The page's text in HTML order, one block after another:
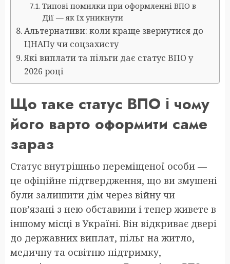
Типові помилки при оформленні ВПО в
Дії — як їх уникнути
Альтернативи: коли краще звернутися до
ЦНАПу чи соцзахисту
Які виплати та пільги дає статус ВПО у
2026 році
Що таке статус ВПО і чому
його варто оформити саме
зараз
Статус внутрішньо переміщеної особи —
це офіційне підтвердження, що ви змушені
були залишити дім через війну чи
пов’язані з нею обставини і тепер живете в
іншому місці в Україні. Він відкриває двері
до державних виплат, пільг на житло,
медичну та освітню підтримку,